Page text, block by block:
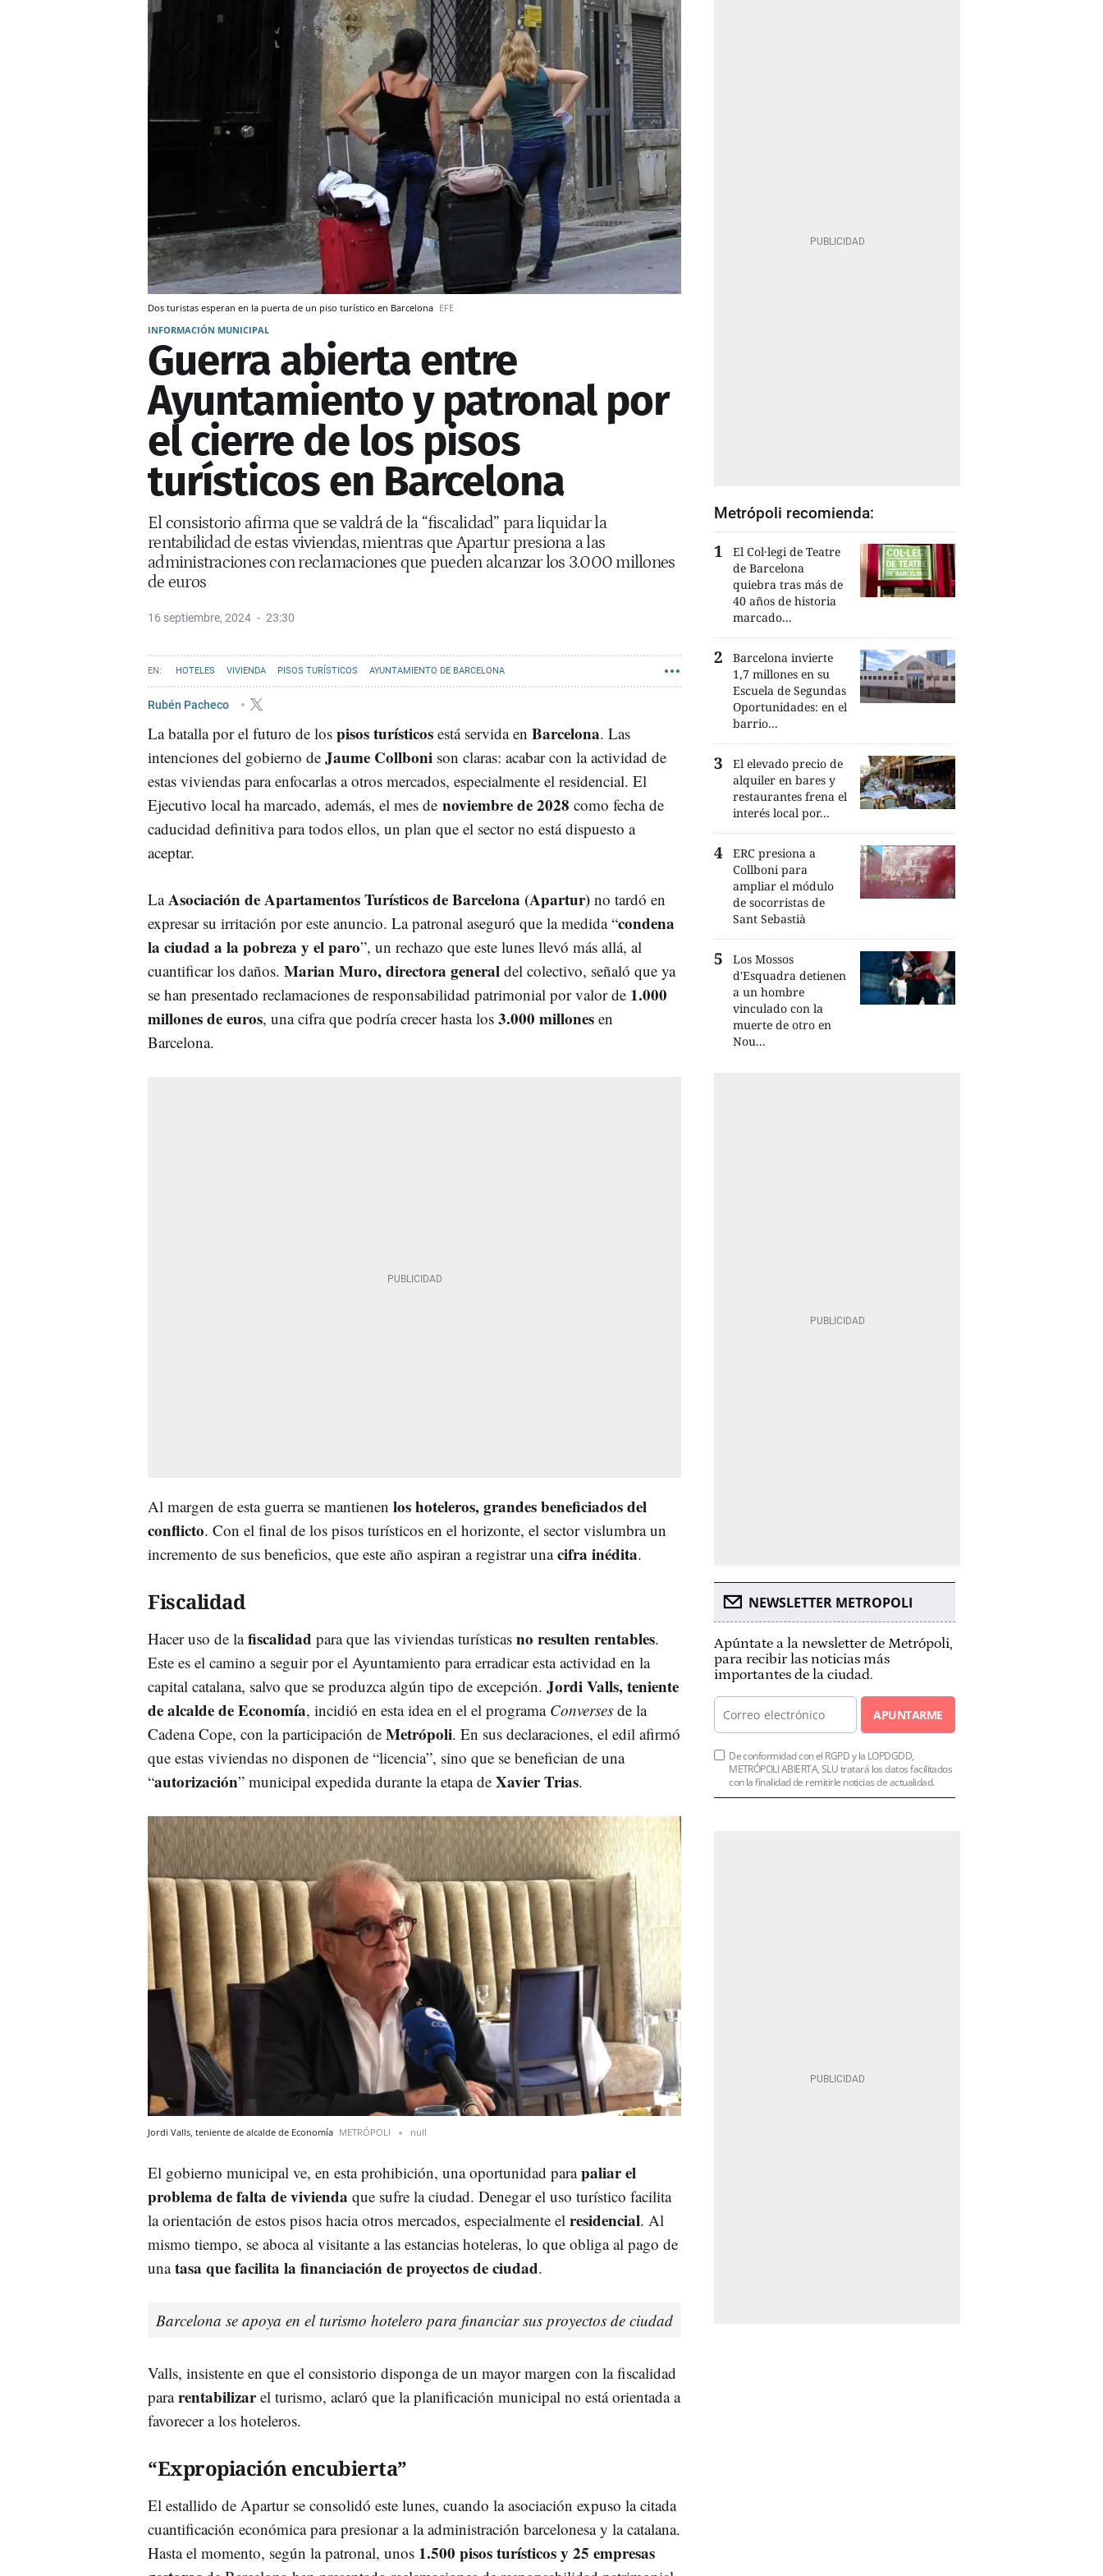
Dos turistas esperan en la puerta de un piso turístico en Barcelona EFE
INFORMACIÓN MUNICIPAL
Guerra abierta entre
Ayuntamiento y patronal por
el cierre de los pisos
turísticos en Barcelona
El consistorio afirma que se valdrá de la “fiscalidad” para liquidar la
rentabilidad de estas viviendas, mientras que Apartur presiona a las
administraciones con reclamaciones que pueden alcanzar los 3.000 millones
de euros
16 septiembre, 2024 23:30
HOTELES VIVIENDA PISOS TURÍSTICOS AYUNTAMIENTO DE BARCELONA
Rubén Pacheco
La batalla por el futuro de los pisos turísticos está servida en Barcelona. Las
intenciones del gobierno de Jaume Collboni son claras: acabar con la actividad de
estas viviendas para enfocarlas a otros mercados, especialmente el residencial. El
Ejecutivo local ha marcado, además, el mes de noviembre de 2028 como fecha de
caducidad definitiva para todos ellos, un plan que el sector no está dispuesto a
aceptar.
LaAsociación de Apartamentos Turísticos de Barcelona (Apartur) no tardó en
expresar su irritación por este anuncio. La patronal aseguró que la medida “condena
la ciudad a la pobreza y el paro”, un rechazo que este lunes llevó más allá, al
cuantificar los daños. Marian Muro, directora general del colectivo, señaló que ya
se han presentado reclamaciones de responsabilidad patrimonial por valor de 1.000
millones de euros, una cifra que podría crecer hasta los 3.000 millones en
Barcelona.
Al margen de esta guerra se mantienen los hoteleros,grandes beneficiados del
conflicto. Con el final de los pisos turísticos en el horizonte, el sector vislumbra un
incremento de sus beneficios, que este año aspiran a registrar unacifra inédita.
Fiscalidad
Hacer uso de lafiscalidad para que las viviendas turísticas no resulten rentables.
Este es el camino a seguir por el Ayuntamiento para erradicar esta actividad en la
capital catalana, salvo que se produzca algún tipo de excepción. Jordi Valls, teniente
de alcalde de Economía, incidió en esta idea en el el programa Converses de la
Cadena Cope, con la participación de Metrópoli. En sus declaraciones, el edil afirmó
que estas viviendas no disponen de “licencia”, sino que se benefician de una
“autorización” municipal expedida durante la etapa de Xavier Trias.
Jordi Valls, teniente de alcalde de Economía METRÓPOLI null
El gobierno municipal ve, en esta prohibición, una oportunidad parapaliar el
problema de falta de vivienda que sufre la ciudad. Denegar el uso turístico facilita
la orientación de estos pisos hacia otros mercados, especialmente el residencial. Al
mismo tiempo, se aboca al visitante a las estancias hoteleras, lo que obliga al pago de
unatasa que facilita la financiación de proyectos de ciudad.
Barcelona se apoya en el turismo hotelero para financiar sus proyectos de ciudad
Valls, insistente en que el consistorio disponga de un mayor margen con la fiscalidad
pararentabilizarel turismo, aclaró que la planificación municipal no está orientada a
favorecer a los hoteleros.
“Expropiación encubierta”
El estallido de Apartur se consolidó este lunes, cuando la asociación expuso la citada
cuantificación económica para presionar a la administración barcelonesa y la catalana.
Hasta el momento, según la patronal, unos 1.500 pisos turísticos y 25 empresas
Metrópoli recomienda:
El Col·legi de Teatre
de Barcelona
quiebra tras más de
40 años de historia
marcado...
Barcelona invierte
1,7 millones en su
Escuela de Segundas
Oportunidades: en el
barrio...
El elevado precio de
alquiler en bares y
restaurantes frena el
interés local por...
ERC presiona a
Collboni para
ampliar el módulo
de socorristas de
Sant Sebastià
Los Mossos
d'Esquadra detienen
a un hombre
vinculado con la
muerte de otro en
Nou...
NEWSLETTER METROPOLI
Apúntate a la newsletter de Metrópoli,
para recibir las noticias más
importantes de la ciudad.
APUNTARME
De conformidad con el RGPD y la LOPDGDD,
METRÓPOLI ABIERTA, SLU tratará los datos facilitados
con la finalidad de remitirle noticias de actualidad.